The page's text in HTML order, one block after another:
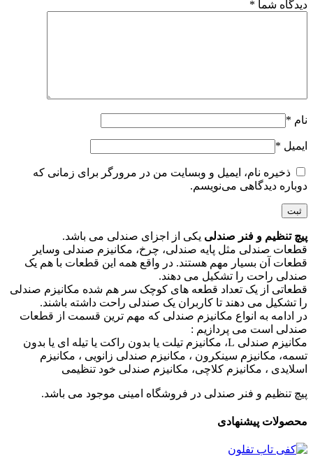
دیدگاه شما *
نام *
ایمیل *
ذخیره نام، ایمیل و وبسایت من در مرورگر برای زمانی که
دوباره دیدگاهی می‌نویسم.
پیچ تنظیم و فنر صندلی یکی از اجزای صندلی می باشد.
قطعات صندلی مثل پایه صندلی، چرخ، مکانیزم صندلی وسایر
قطعات آن بسیار مهم هستند. در واقع همه این قطعات با هم یک
صندلی راحت را تشکیل می دهند.
قطعاتی از یک تعداد قطعه های کوچک سر هم شده مکانیزم صندلی
را تشکیل می دهند تا کاربران یک صندلی راحت داشته باشند.
در ادامه به انواع مکانیزم صندلی که مهم ترین قسمت از قطعات
صندلی است می پردازیم :
مکانیزم صندلی L، مکانیزم تیلت یا بدون راکت یا تیله ای یا بدون
تسمه، مکانیزم سینکرون ، مکانیزم صندلی زانویی ، مکانیزم
اسلایدی ، مکانیزم کلاچی، مکانیزم صندلی خود تنظیمی
پیچ تنظیم و فنر صندلی در فروشگاه امینی موجود می باشد.
محصولات پیشنهادی